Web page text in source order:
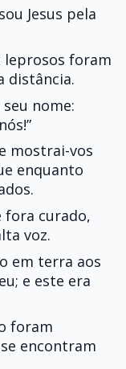
Jesus pela
leprosos foram
distância.
nome:
mostrai-vos
enquanto
fora curado,
voz.
em terra aos
e este era
foram
encontram